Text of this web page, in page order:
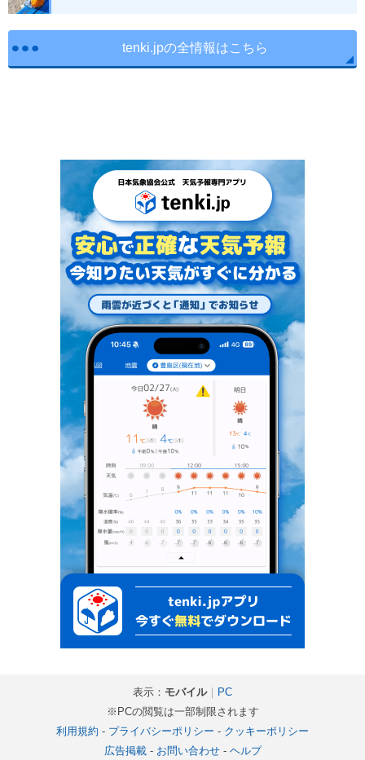
tenki.jpの全情報はこちら
表示： モバイル｜ PC
※PCの閲覧は一部制限されます
利用規約 - プライバシーポリシー - クッキーポリシー
広告掲載- お問い合わせ- ヘルプ